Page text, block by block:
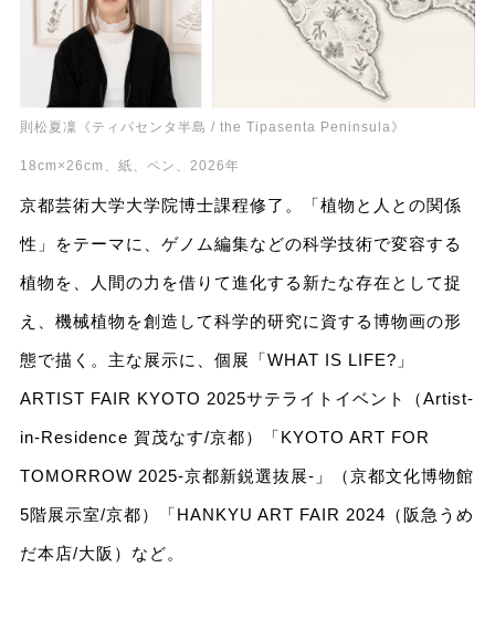
則松夏凜《ティパセンタ半島 / the Tipasenta Peninsula》
18cm×26cm、紙、ペン、2026年
京都芸術大学大学院博士課程修了。「植物と人との関係
性」をテーマに、ゲノム編集などの科学技術で変容する
植物を、人間の力を借りて進化する新たな存在として捉
え、機械植物を創造して科学的研究に資する博物画の形
態で描く。主な展示に、個展「WHAT IS LIFE?」
ARTIST FAIR KYOTO 2025サテライトイベント（Artist-
in-Residence 賀茂なす/京都）「KYOTO ART FOR
TOMORROW 2025-京都新鋭選抜展-」（京都文化博物館
5階展示室/京都）「HANKYU ART FAIR 2024（阪急うめ
だ本店/大阪）など。